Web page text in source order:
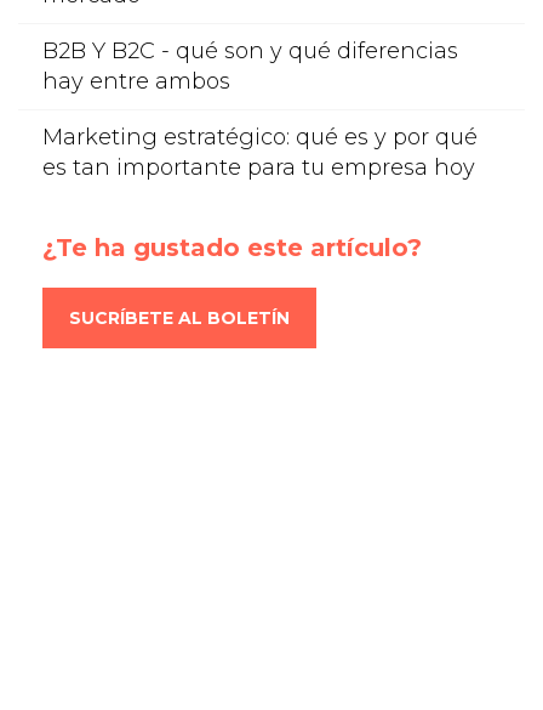
B2B Y B2C - qué son y qué diferencias
hay entre ambos
Marketing estratégico: qué es y por qué
es tan importante para tu empresa hoy
¿Te ha gustado este artículo?
SUCRÍBETE AL BOLETÍN